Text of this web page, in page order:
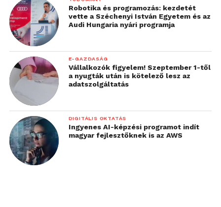
Robotika és programozás: kezdetét
vette a Széchenyi István Egyetem és az
Audi Hungaria nyári programja
E-GAZDASÁG
Vállalkozók figyelem! Szeptember 1-től
a nyugták után is kötelező lesz az
adatszolgáltatás
DIGITÁLIS OKTATÁS
Ingyenes AI-képzési programot indít
magyar fejlesztőknek is az AWS